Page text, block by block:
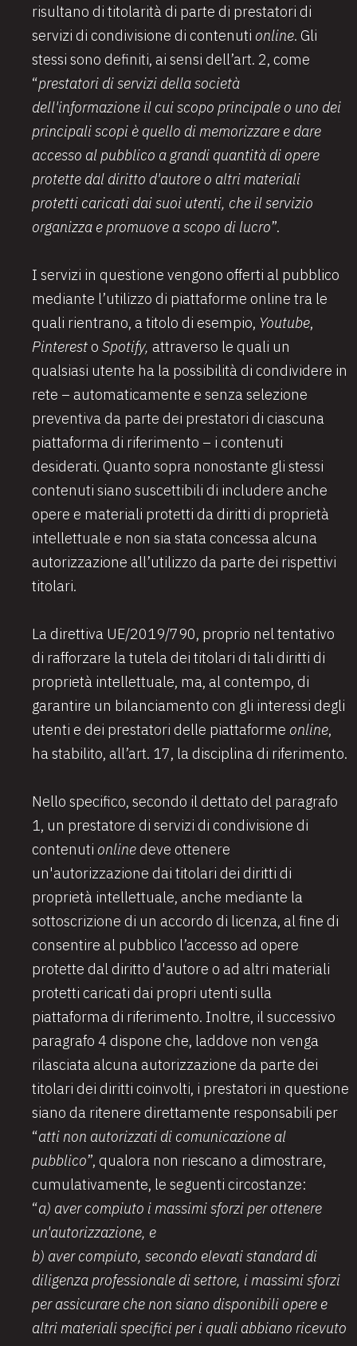
risultano di titolarità di parte di prestatori di
servizi di condivisione di contenuti online. Gli
stessi sono definiti, ai sensi dell’art. 2, come
“prestatori di servizi della società
dell'informazione il cui scopo principale o uno dei
principali scopi è quello di memorizzare e dare
accesso al pubblico a grandi quantità di opere
protette dal diritto d'autore o altri materiali
protetti caricati dai suoi utenti, che il servizio
organizza e promuove a scopo di lucro”.
I servizi in questione vengono offerti al pubblico
mediante l’utilizzo di piattaforme online tra le
quali rientrano, a titolo di esempio, Youtube,
Pinterest o Spotify, attraverso le quali un
qualsiasi utente ha la possibilità di condividere in
rete – automaticamente e senza selezione
preventiva da parte dei prestatori di ciascuna
piattaforma di riferimento – i contenuti
desiderati. Quanto sopra nonostante gli stessi
contenuti siano suscettibili di includere anche
opere e materiali protetti da diritti di proprietà
intellettuale e non sia stata concessa alcuna
autorizzazione all’utilizzo da parte dei rispettivi
titolari.
La direttiva UE/2019/790, proprio nel tentativo
di rafforzare la tutela dei titolari di tali diritti di
proprietà intellettuale, ma, al contempo, di
garantire un bilanciamento con gli interessi degli
utenti e dei prestatori delle piattaforme online,
ha stabilito, all’art. 17, la disciplina di riferimento.
Nello specifico, secondo il dettato del paragrafo
1, un prestatore di servizi di condivisione di
contenuti online deve ottenere
un'autorizzazione dai titolari dei diritti di
proprietà intellettuale, anche mediante la
sottoscrizione di un accordo di licenza, al fine di
consentire al pubblico l’accesso ad opere
protette dal diritto d'autore o ad altri materiali
protetti caricati dai propri utenti sulla
piattaforma di riferimento. Inoltre, il successivo
paragrafo 4 dispone che, laddove non venga
rilasciata alcuna autorizzazione da parte dei
titolari dei diritti coinvolti, i prestatori in questione
siano da ritenere direttamente responsabili per
“atti non autorizzati di comunicazione al
pubblico”, qualora non riescano a dimostrare,
cumulativamente, le seguenti circostanze:
“a) aver compiuto i massimi sforzi per ottenere
un'autorizzazione, e
b) aver compiuto, secondo elevati standard di
diligenza professionale di settore, i massimi sforzi
per assicurare che non siano disponibili opere e
altri materiali specifici per i quali abbiano ricevuto